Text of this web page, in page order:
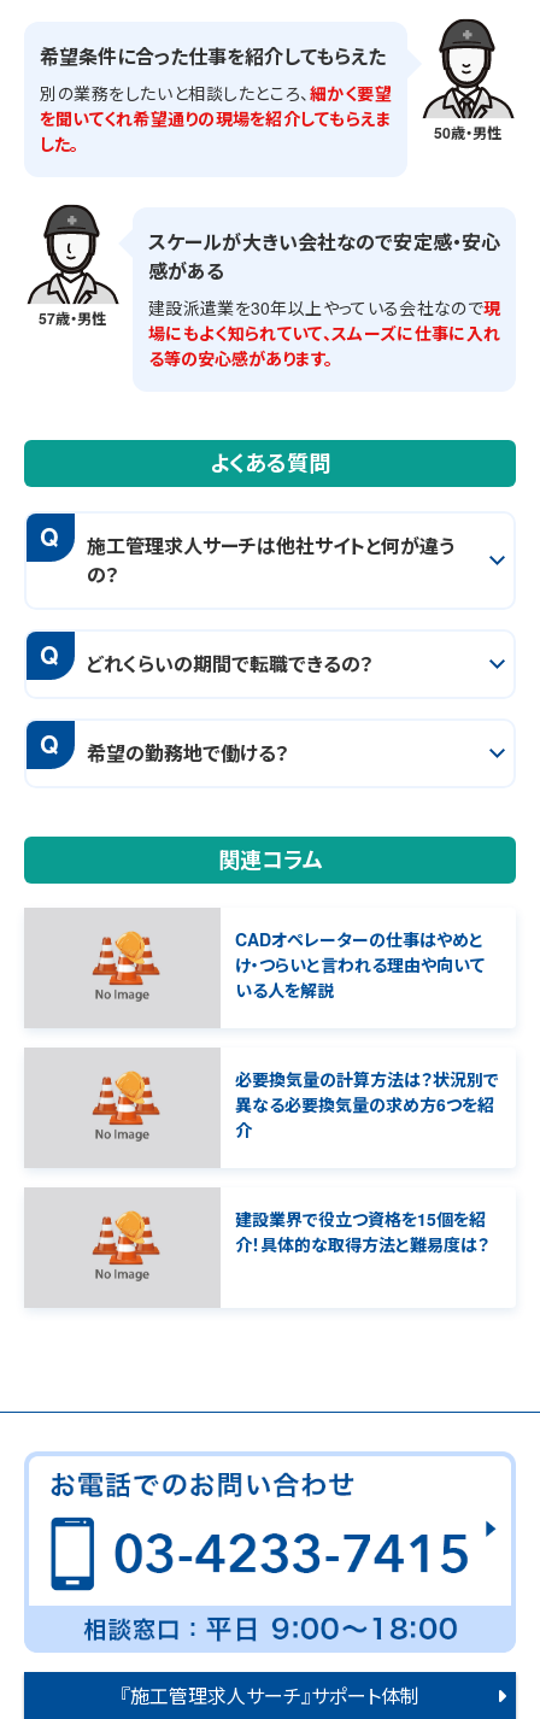
50歳・男性
希望条件に合った仕事を紹介してもらえた
別の業務をしたいと相談したところ、 細かく要望
を聞いてくれ希望通りの現場を紹介してもらえま
した。
57歳・男性
スケールが大きい会社なので安定感・安心
感がある
建設派遣業を30年以上やっている会社なので現
場にもよく知られていて、スムーズに仕事に入れ
る等の安心感があります。
よくある質問
Q
施工管理求人サーチは他社サイトと何が違う
の？
Q どれくらいの期間で転職できるの？
Q 希望の勤務地で働ける？
関連コラム
CADオペレーターの仕事はやめと
け・つらいと言われる理由や向いて
いる人を解説
必要換気量の計算方法は？状況別で
異なる必要換気量の求め方6つを紹
介
建設業界で役立つ資格を15個を紹
介！具体的な取得方法と難易度は？
『施工管理求人サーチ』サポート体制